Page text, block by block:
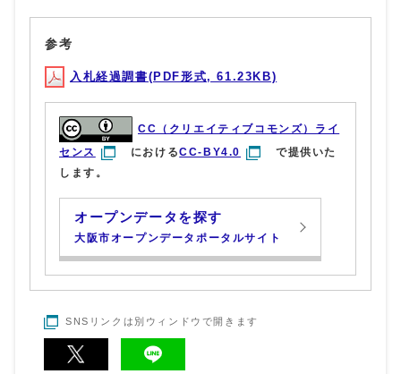
参考
入札経過調書(PDF形式, 61.23KB)
CC（クリエイティブコモンズ）ライ
センス
におけるCC-BY4.0
で提供いた
します。
オープンデータを探す
大阪市オープンデータポータルサイト
SNSリンクは別ウィンドウで開きます